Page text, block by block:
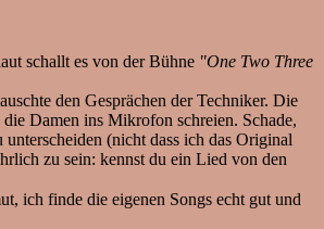
schallt es von der Bühne "One Two Three
den Gesprächen der Techniker. Die
die Damen ins Mikrofon schreien. Schade,
(nicht dass ich das Original
zu sein: kennst du ein Lied von den
ich finde die eigenen Songs echt gut und